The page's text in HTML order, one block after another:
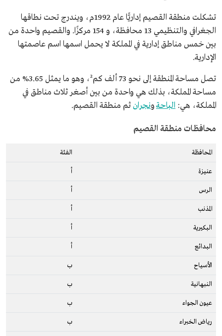
تشكلت منطقة القصيم إداريًّا عام 1992م، ويندرج تحت نطاقها
الجغرافي والتنظيمي 13 محافظة، و 154 مركزًا. والقصيم واحدة من
بين خمس مناطق إدارية في المملكة لا يحمل اسمها اسم عاصمتها
الإدارية.
تصل مساحة المنطقة إلى نحو 73 ألف كم²، وهو ما يمثل 3.65% من
مساحة المملكة، بذلك هي واحدة من بين أصغر ثلاث مناطق في
المملكة، هي: الباحةونجرانثم منطقة القصيم.
محافظات منطقة القصيم
المحافظة الفئة
عنيزة أ
الرس أ
المذنب أ
البكيرية أ
البدائع أ
الأسياح ب
النبهانية ب
عيون الجواء ب
رياض الخبراء ب